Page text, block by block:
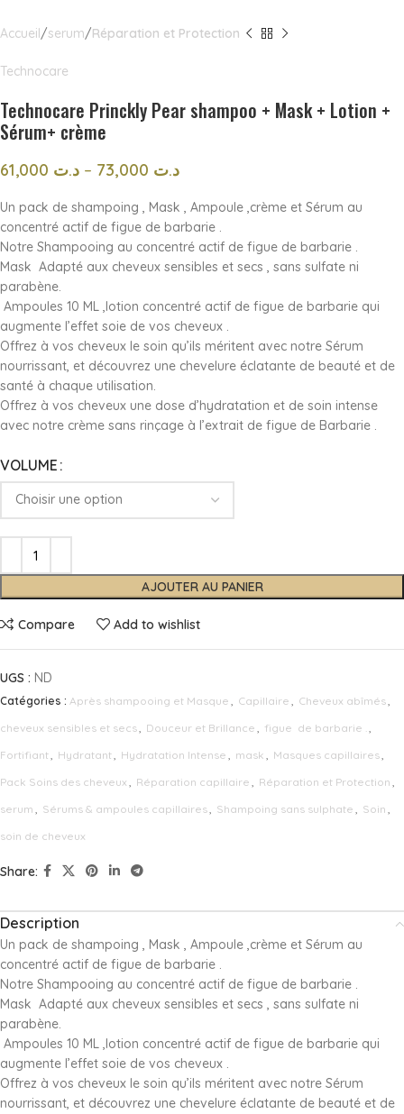
Accueil serum Réparation et Protection
Technocare
Technocare Princkly Pear shampoo + Mask + Lotion +
Sérum+ crème
د.ت – د.ت
Un pack de shampoing , Mask , Ampoule ,crème et Sérum au
concentré actif de figue de barbarie .
Notre Shampooing au concentré actif de figue de barbarie .
Mask Adapté aux cheveux sensibles et secs , sans sulfate ni
parabène.
Ampoules 10 ML ,lotion concentré actif de figue de barbarie qui
augmente l’effet soie de vos cheveux .
Offrez à vos cheveux le soin qu’ils méritent avec notre Sérum
nourrissant, et découvrez une chevelure éclatante de beauté et de
santé à chaque utilisation.
Offrez à vos cheveux une dose d’hydratation et de soin intense
avec notre crème sans rinçage à l’extrait de figue de Barbarie .
VOLUME
AJOUTER AU PANIER
Compare Add to wishlist
UGS : ND
Catégories : Après shampooing et Masque , Capillaire , Cheveux abîmés,
cheveux sensibles et secs, Douceur et Brillance , figue de barbarie .,
Fortifiant, Hydratant, Hydratation Intense , mask , Masques capillaires,
Pack Soins des cheveux , Réparation capillaire , Réparation et Protection ,
serum , Sérums & ampoules capillaires, Shampoing sans sulphate , Soin ,
soin de cheveux
Share:
Description
Un pack de shampoing , Mask , Ampoule ,crème et Sérum au
concentré actif de figue de barbarie .
Notre Shampooing au concentré actif de figue de barbarie .
Mask Adapté aux cheveux sensibles et secs , sans sulfate ni
parabène.
Ampoules 10 ML ,lotion concentré actif de figue de barbarie qui
augmente l’effet soie de vos cheveux .
Offrez à vos cheveux le soin qu’ils méritent avec notre Sérum
nourrissant, et découvrez une chevelure éclatante de beauté et de